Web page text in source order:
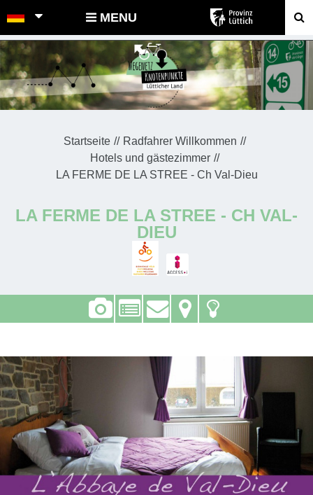
POINTS-NOEUDS MENU
Startseite
Radfahrer Willkommen
Hotels und gästezimmer
LA FERME DE LA STREE - Ch Val-Dieu
LA FERME DE LA STREE - CH VAL-
DIEU